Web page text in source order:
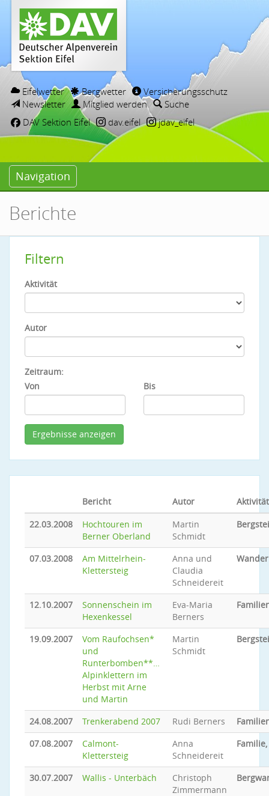
Eifelwetter Bergwetter
Versicherungsschutz
Newsletter
Mitglied werden
Suche
DAV Sektion Eifel
dav.eifel jdav_eifel
Navigation
Berichte
Filtern
Aktivität
Autor
Zeitraum:
Von
Bis
Bericht Autor
Aktivität
22.03.2008
Hochtouren im
Berner Oberland
Martin
Schmidt
07.03.2008
Am Mittelrhein-
Klettersteig
Anna und
Claudia
Schneidereit
12.10.2007
Sonnenschein im
Hexenkessel
Eva-Maria
Berners
19.09.2007
Vom Raufochsen*
und
Runterbomben**…
Alpinklettern im
Herbst mit Arne
und Martin
Martin
Schmidt
24.08.2007 Trenkerabend 2007 Rudi Berners
07.08.2007
Calmont-
Klettersteig
Anna
Schneidereit
30.07.2007 Wallis - Unterbäch
Christoph
Zimmermann